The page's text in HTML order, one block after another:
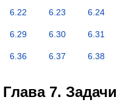
6.22 6.23 6.24
6.29 6.30 6.31
6.36 6.37 6.38
Глава 7. Задачи